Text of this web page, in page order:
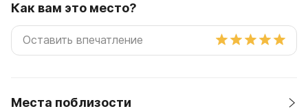
Как вам это место?
Места поблизости